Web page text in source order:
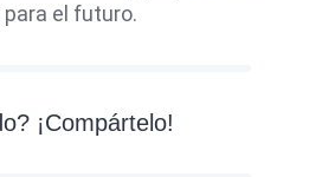
el futuro.
¡Compártelo!